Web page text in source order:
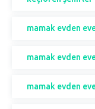
mamak evden
mamak evden
mamak evden